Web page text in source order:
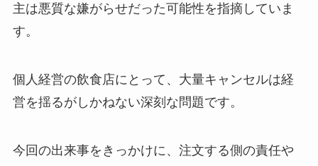
主は悪質な嫌がらせだった可能性を指摘していま
す。
個人経営の飲食店にとって、大量キャンセルは経
営を揺るがしかねない深刻な問題です。
今回の出来事をきっかけに、注文する側の責任や